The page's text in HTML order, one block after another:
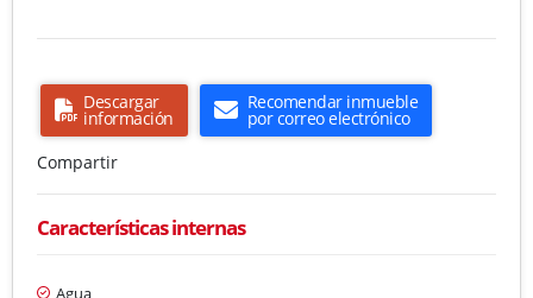
Descargar
información
Recomendar inmueble
por correo electrónico
Compartir
Características internas
Agua